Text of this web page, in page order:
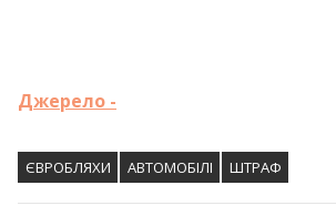
Джерело -
ЄВРОБЛЯХИ АВТОМОБІЛІ ШТРАФ